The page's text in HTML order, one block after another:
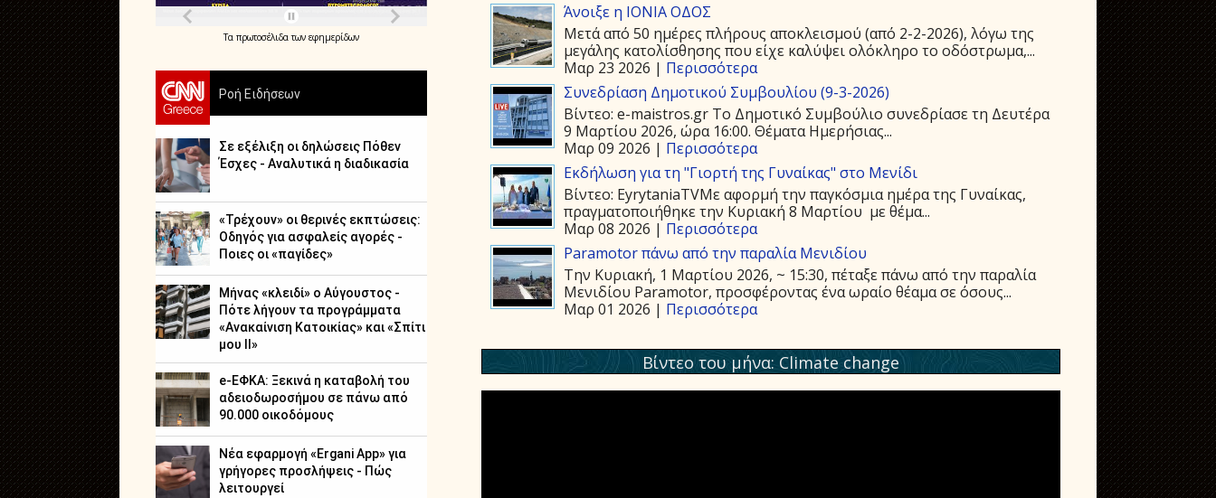
Άνοιξε η ΙΟΝΙΑ ΟΔΟΣ
Μετά από 50 ημέρες πλήρους αποκλεισμού (από 2-2-2026), λόγω της
μεγάλης κατολίσθησης που είχε καλύψει ολόκληρο το οδόστρωμα,...
Μαρ 23 2026 | Περισσότερα
Συνεδρίαση Δημοτικού Συμβουλίου (9-3-2026)
Βίντεο: e-maistros.gr Το Δημοτικό Συμβούλιο συνεδρίασε τη Δευτέρα
9 Μαρτίου 2026, ώρα 16:00. Θέματα Ημερήσιας...
Μαρ 09 2026 | Περισσότερα
Εκδήλωση για τη "Γιορτή της Γυναίκας" στο Μενίδι
Βίντεο: EyrytaniaTVΜε αφορμή την παγκόσμια ημέρα της Γυναίκας,
πραγματοποιήθηκε την Κυριακή 8 Μαρτίου με θέμα...
Μαρ 08 2026 | Περισσότερα
Paramotor πάνω από την παραλία Μενιδίου
Την Κυριακή, 1 Μαρτίου 2026, ~ 15:30, πέταξε πάνω από την παραλία
Μενιδίου Paramotor, προσφέροντας ένα ωραίο θέαμα σε όσους...
Μαρ 01 2026 | Περισσότερα
Βίντεο του μήνα: Climate change
Τα πρωτοσέλιδατων εφημερίδων